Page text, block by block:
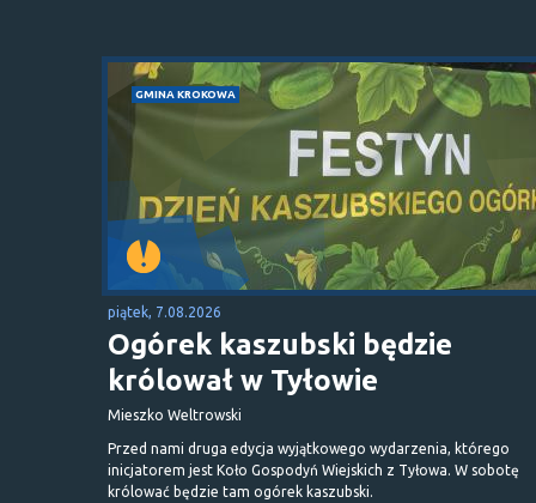
GMINA KROKOWA
piątek, 7.08.2026
Ogórek kaszubski będzie
królował w Tyłowie
Mieszko Weltrowski
Przed nami druga edycja wyjątkowego wydarzenia, którego
inicjatorem jest Koło Gospodyń Wiejskich z Tyłowa. W sobotę
królować będzie tam ogórek kaszubski.